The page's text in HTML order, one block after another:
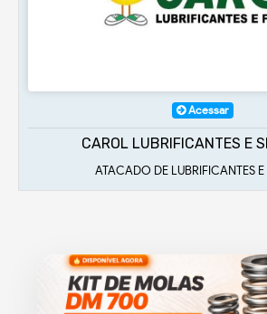
Acessar
CAROL LUBRIFICANTES E
ATACADO DE LUBRIFICANTES E